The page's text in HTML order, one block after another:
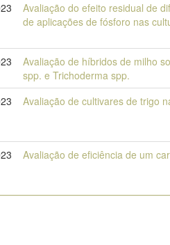
Avaliação do efeito residual de
de aplicações de fósforo nas
Avaliação de híbridos de milho
spp. e Trichoderma spp.
Avaliação de cultivares de trigo
Avaliação de eficiência de um